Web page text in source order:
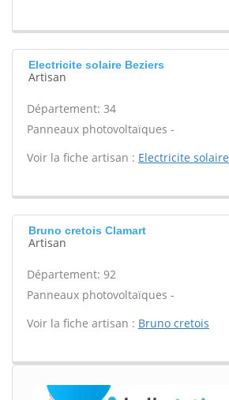
Electricite solaire Beziers
Artisan
Département: 34
Panneaux photovoltaïques -
Voir la fiche artisan : Electricite solaire
Bruno cretois Clamart
Artisan
Département: 92
Panneaux photovoltaïques -
Voir la fiche artisan : Bruno cretois